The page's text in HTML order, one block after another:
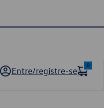
Entre/registre-se
0